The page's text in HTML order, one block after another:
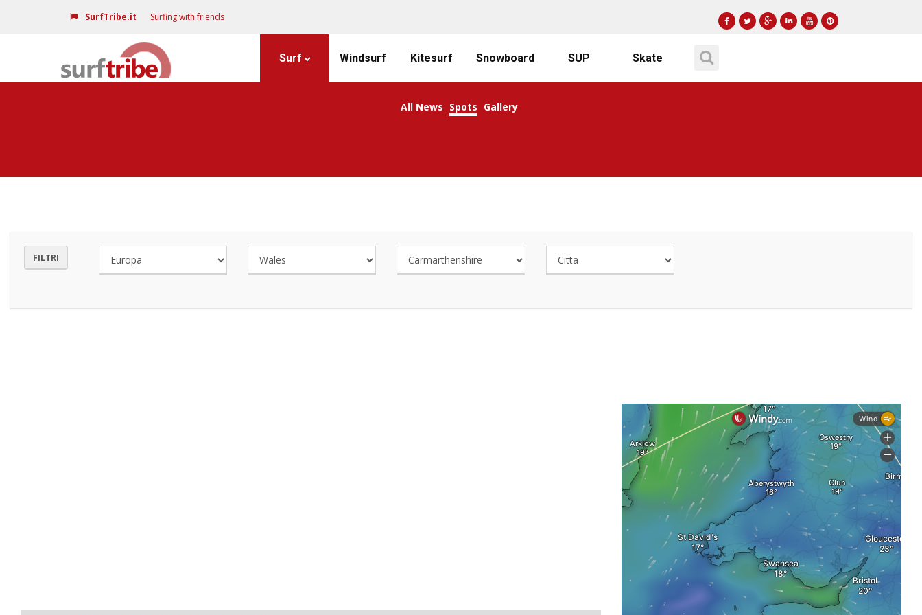
SurfTribe.it Surfing with friends
Surf Windsurf Kitesurf Snowboard SUP Skate
All News Spots Gallery
COOL SURFING SPOTS!
FILTRI